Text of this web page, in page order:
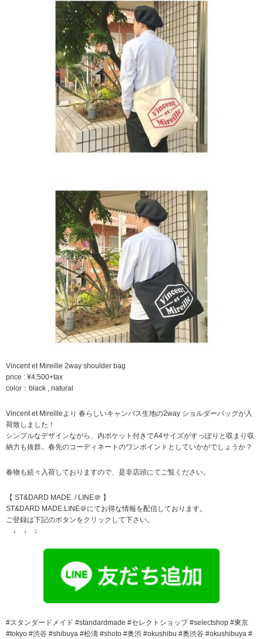
Vincent et Mireille 2way shoulder bag
price : ¥4,500+tax
color：black , natural
Vincent et Mireilleより 春らしいキャンバス生地の2way ショルダーバッグが入
荷致しました！
シンプルなデザインながら、内ポケット付きでA4サイズがすっぽりと収まり収
納力も抜群。春先のコーディネートのワンポイントとしていかがでしょうか？
春物も続々入荷しておりますので、是非店頭にてご覧ください。
【 ST&DARD MADE. / LINE＠ 】
ST&DARD MADE.LINE＠にてお得な情報を配信しております。
ご登録は下記のボタンをクリックして下さい。
↓ ↓ ↓
#スタンダードメイド #standardmade #セレクトショップ #selectshop #東京
#tokyo #渋谷 #shibuya #松濤 #shoto #奥渋 #okushibu #奥渋谷 #okushibuya #